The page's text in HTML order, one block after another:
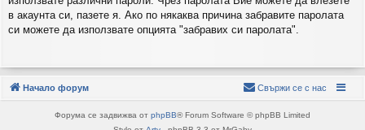
в акаунта си, пазете я. Ако по някаква причина забравите паролата
си можете да използвате опцията "забравих си паролата".
Начало форум Свържи се с нас
Форума се задвижва от phpBB® Forum Software © phpBB Limited